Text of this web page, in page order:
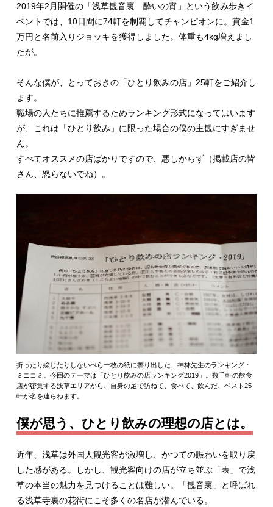
2019年2月開催の「浅草観音裏 酔いの宵」という飲み歩きイ
ベントでは、10日間に74軒を制覇してチャンピオンに。賞金1
万円と名前入りジョッキを獲得しました。体重も4kg増えまし
たが。
そんな僕が、とっておきの「ひとり飲みの店」25軒をご紹介し
ます。
職場の人たちに推薦するためランキング形式になってはいます
が、これは「ひとり飲み」に限った場合の僕の主観にすぎませ
ん。
すべてオススメの店ばかりですので、悪しからず（掲載店の皆
さん、怒らないでね）。
折ったり綴じたりしないぺら一枚の紙に擦り出した、神林先生のランキング・
ミニコミ。今回のテーマは「ひとり飲みの店ランキング2019」。数千軒の飲食
店が密集する浅草エリアから、自身の足で訪ねて、食べて、飲んだ、ベスト25
軒が名を連らねます。
僕が思う、ひとり飲みの理想の店とは。
近年、浅草は外国人観光客が激増し、かつての賑わいを取り戻
した感がある。しかし、観光客向けの店が立ち並ぶ「表」で浅
草の本当の魅力を見つけることは難しい。「観音裏」と呼ばれ
る浅草寺裏の花街にこそ多くの名店が潜んでいる。